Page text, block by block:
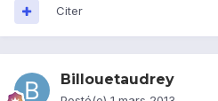
Citer
Billouetaudrey